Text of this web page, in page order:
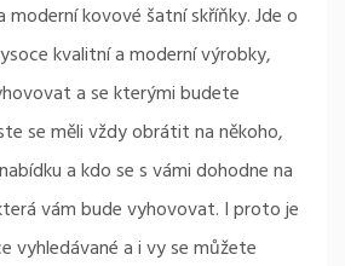
moderní kovové šatní skříňky. Jde o
kvalitní a moderní výrobky,
a se kterými budete
se měli vždy obrátit na někoho,
a kdo se s vámi dohodne na
vám bude vyhovovat. I proto je
vyhledávané a i vy se můžete